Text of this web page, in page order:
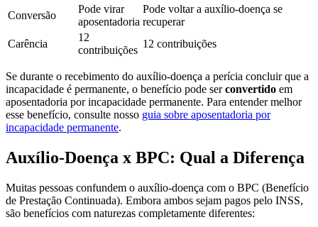
Conversão
Pode virar
aposentadoria
Pode voltar a auxílio-doença se
recuperar
Carência
12
contribuições
12 contribuições
Se durante o recebimento do auxílio-doença a perícia concluir que a
incapacidade é permanente, o benefício pode serconvertido em
aposentadoria por incapacidade permanente. Para entender melhor
esse benefício, consulte nosso guia sobre aposentadoria por
incapacidade permanente.
Auxílio-Doença x BPC: Qual a Diferença
Muitas pessoas confundem o auxílio-doença com o BPC (Benefício
de Prestação Continuada). Embora ambos sejam pagos pelo INSS,
são benefícios com naturezas completamente diferentes: